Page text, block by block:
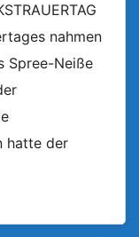
nahmen
Spree-Neiße
hatte der